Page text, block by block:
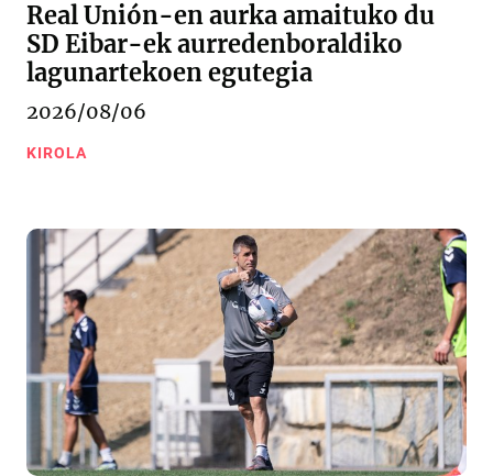
Real Unión-en aurka amaituko du
SD Eibar-ek aurredenboraldiko
lagunartekoen egutegia
2026/08/06
KIROLA